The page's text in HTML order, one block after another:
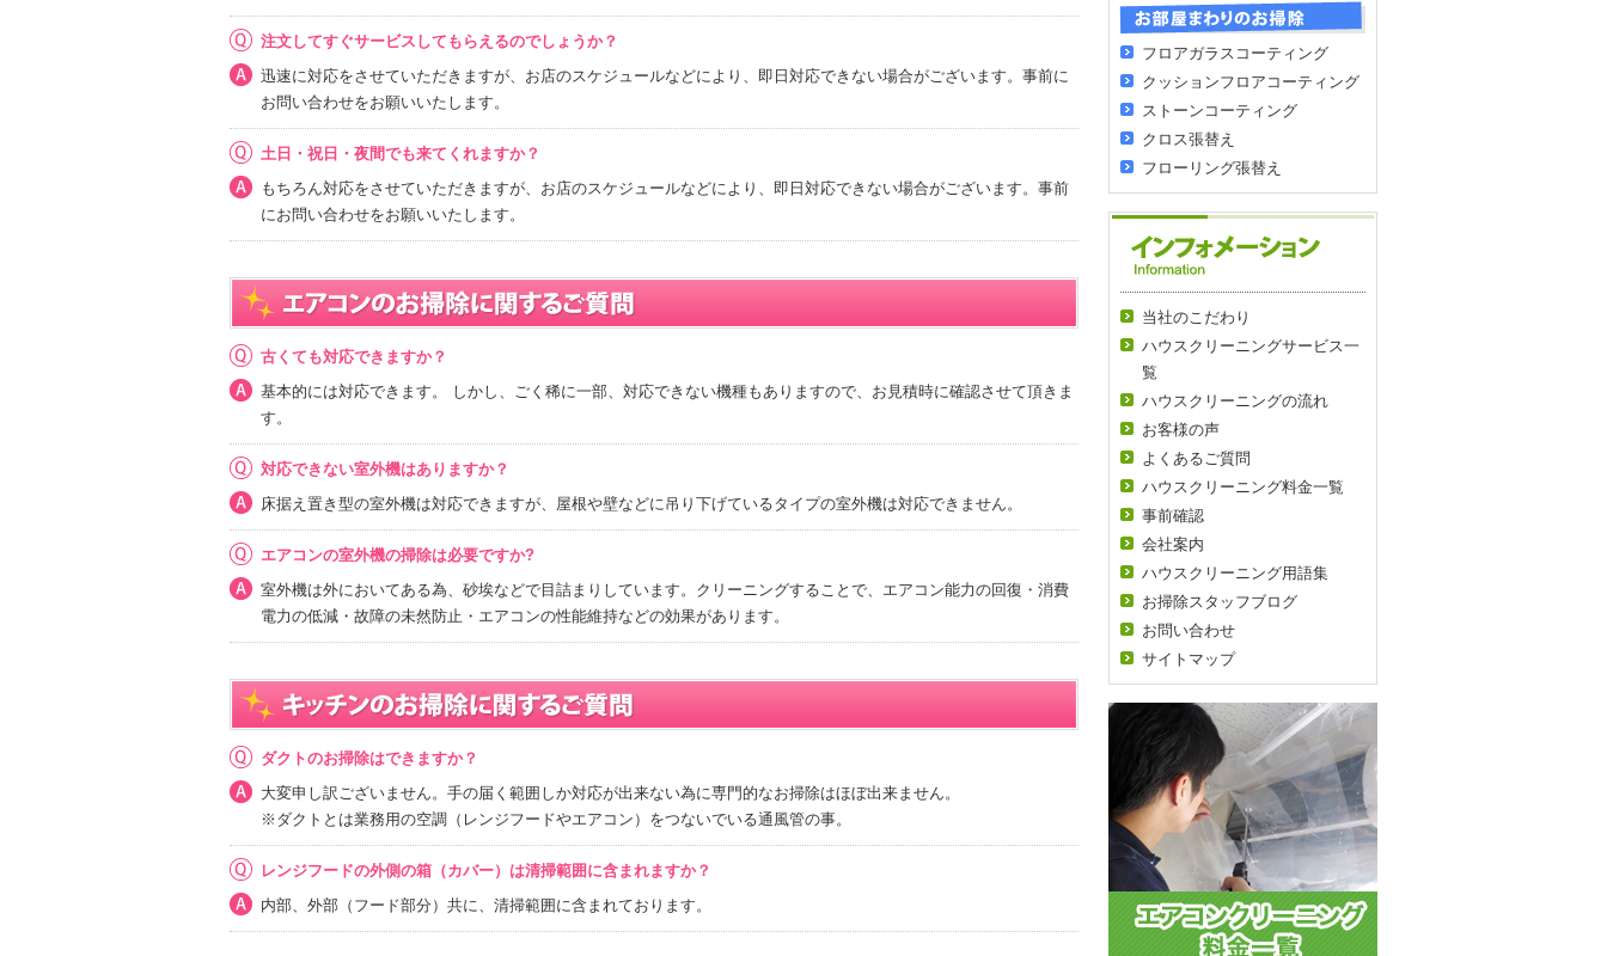
注文してすぐサービスしてもらえるのでしょうか？
迅速に対応をさせていただきますが、お店のスケジュールなどにより、即日対応できない場合がございます。事前に
お問い合わせをお願いいたします。
土日・祝日・夜間でも来てくれますか？
もちろん対応をさせていただきますが、お店のスケジュールなどにより、即日対応できない場合がございます。事前
にお問い合わせをお願いいたします。
古くても対応できますか？
基本的には対応できます。 しかし、ごく稀に一部、対応できない機種もありますので、お見積時に確認させて頂きま
す。
対応できない室外機はありますか？
床据え置き型の室外機は対応できますが、屋根や壁などに吊り下げているタイプの室外機は対応できません。
エアコンの室外機の掃除は必要ですか?
室外機は外においてある為、砂埃などで目詰まりしています。クリーニングすることで、エアコン能力の回復・消費
電力の低減・故障の未然防止・エアコンの性能維持などの効果があります。
ダクトのお掃除はできますか？
大変申し訳ございません。手の届く範囲しか対応が出来ない為に専門的なお掃除はほぼ出来ません。
※ダクトとは業務用の空調（レンジフードやエアコン）をつないでいる通風管の事。
レンジフードの外側の箱（カバー）は清掃範囲に含まれますか？
内部、外部（フード部分）共に、清掃範囲に含まれております。
フロアガラスコーティング
クッションフロアコーティング
ストーンコーティング
クロス張替え
フローリング張替え
当社のこだわり
ハウスクリーニングサービス一
覧
ハウスクリーニングの流れ
お客様の声
よくあるご質問
ハウスクリーニング料金一覧
事前確認
会社案内
ハウスクリーニング用語集
お掃除スタッフブログ
お問い合わせ
サイトマップ